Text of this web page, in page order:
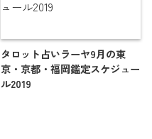
タロット占いラーヤ9月の東
京・京都・福岡鑑定スケジュー
ル2019